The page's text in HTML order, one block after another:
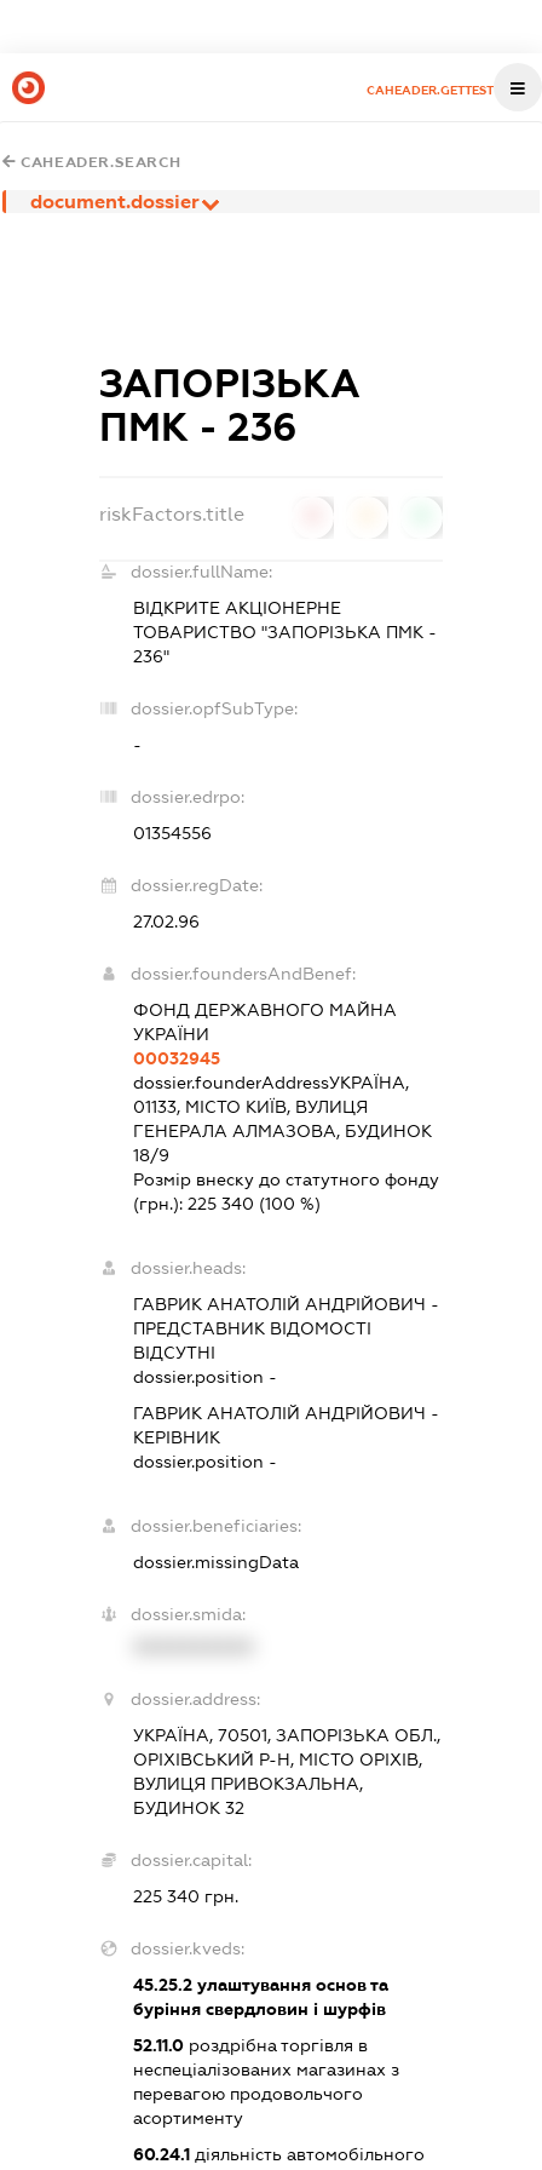
CAHEADER.GETTEST
CAHEADER.SEARCH
document.dossier
ЗАПОРІЗЬКА
ПМК - 236
riskFactors.title
dossier.fullName:
ВІДКРИТЕ АКЦІОНЕРНЕ
ТОВАРИСТВО "ЗАПОРІЗЬКА ПМК -
236"
dossier.opfSubType:
-
dossier.edrpo:
01354556
dossier.regDate:
27.02.96
dossier.foundersAndBenef:
ФОНД ДЕРЖАВНОГО МАЙНА
УКРАЇНИ
00032945
dossier.founderAddressУКРАЇНА,
01133, МІСТО КИЇВ, ВУЛИЦЯ
ГЕНЕРАЛА АЛМАЗОВА, БУДИНОК
18/9
Розмір внеску до статутного фонду
(грн.): 225 340 (100 %)
dossier.heads:
ГАВРИК АНАТОЛІЙ АНДРІЙОВИЧ -
ПРЕДСТАВНИК ВІДОМОСТІ
ВІДСУТНІ
dossier.position -
ГАВРИК АНАТОЛІЙ АНДРІЙОВИЧ -
КЕРІВНИК
dossier.position -
dossier.beneficiaries:
dossier.missingData
dossier.smida:
dossier.address:
УКРАЇНА, 70501, ЗАПОРІЗЬКА ОБЛ.,
ОРІХІВСЬКИЙ Р-Н, МІСТО ОРІХІВ,
ВУЛИЦЯ ПРИВОКЗАЛЬНА,
БУДИНОК 32
dossier.capital:
225 340 грн.
dossier.kveds:
45.25.2улаштування основ та
буріння свердловин і шурфів
52.11.0роздрібна торгівля в
неспеціалізованих магазинах з
перевагою продовольчого
асортименту
60.24.1діяльність автомобільного